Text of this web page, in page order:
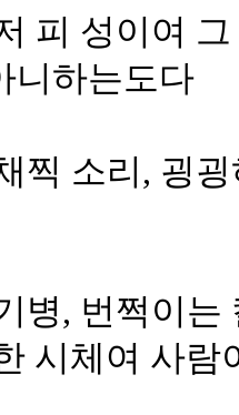
피 성이여
니하는도다
찍 소리, 굉
병, 번쩍이는
시체여 사